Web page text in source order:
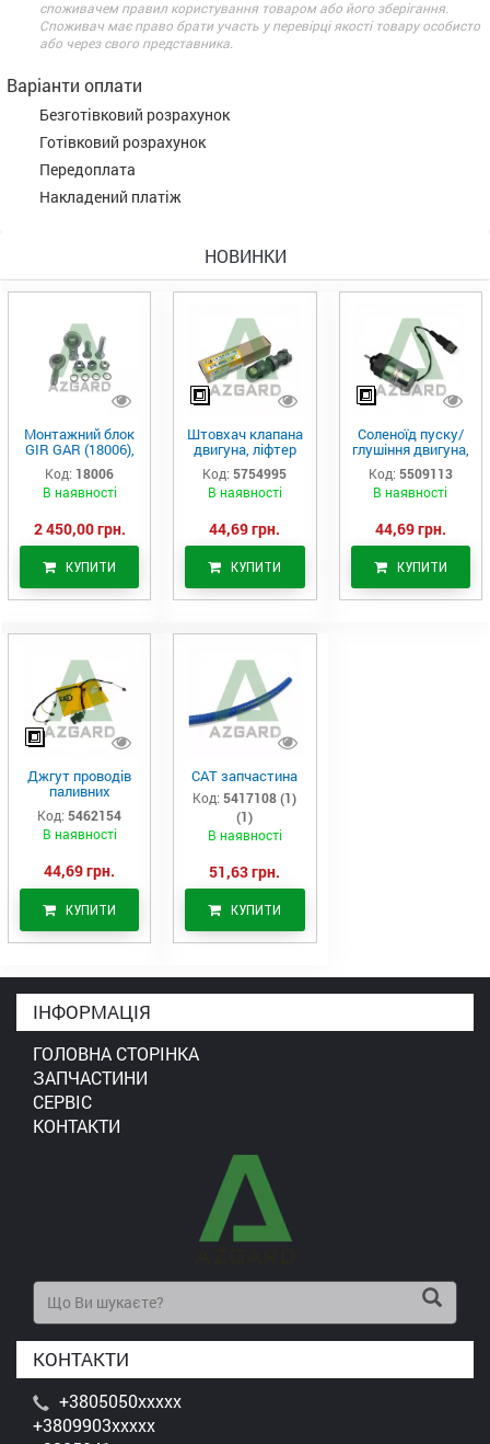
споживачем правил користування товаром або його зберігання.
Споживач має право брати участь у перевірці якості товару особисто
або через свого представника.
Варіанти оплати
Безготівковий розрахунок
Готівковий розрахунок
Передоплата
Накладений платіж
НОВИНКИ
Монтажний блок
GIR GAR (18006),
Аналог
Код: 18006
В наявності
2 450,00 грн.
КУПИТИ
Штовхач клапана
двигуна, ліфтер
(575-4995)
Код: 5754995
В наявності
44,69 грн.
КУПИТИ
Соленоїд пуску/
глушіння двигуна,
актуатор (550-
9113)
Код: 5509113
В наявності
44,69 грн.
КУПИТИ
Джгут проводів
паливних
форсунок CAT
C7/C9 (546-2154)
Код: 5462154
В наявності
44,69 грн.
КУПИТИ
САТ запчастина
Код: 5417108 (1)
(1)
В наявності
51,63 грн.
КУПИТИ
ІНФОРМАЦІЯ
ГОЛОВНА СТОРІНКА
ЗАПЧАСТИНИ
СЕРВІС
КОНТАКТИ
КОНТАКТИ
+3805050xxxxx
+3809903xxxxx